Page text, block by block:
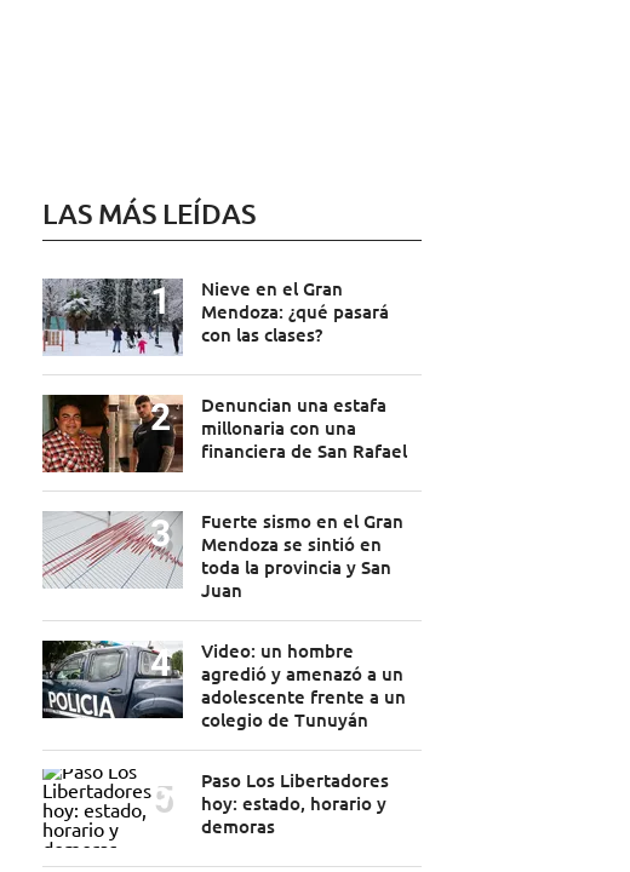
LAS MÁS LEÍDAS
Nieve en el Gran
Mendoza: ¿qué pasará
con las clases?
Denuncian una estafa
millonaria con una
financiera de San Rafael
Fuerte sismo en el Gran
Mendoza se sintió en
toda la provincia y San
Juan
Video: un hombre
agredió y amenazó a un
adolescente frente a un
colegio de Tunuyán
Paso Los Libertadores
hoy: estado, horario y
demoras